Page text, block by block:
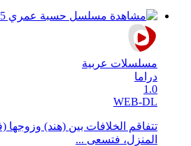
مسلسلات عربية
دراما
1.0
WEB-DL
تتفاقم الخلافات بين (هند)
المنزل، فتسعى ...